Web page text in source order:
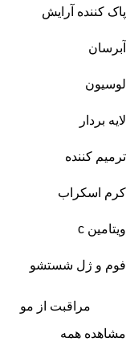
پاک کننده آرایش
آبرسان
لوسیون
لایه بردار
ترمیم کننده
کرم اسکراب
ویتامین c
فوم و ژل شستشو
مراقبت از مو
مشاهده همه